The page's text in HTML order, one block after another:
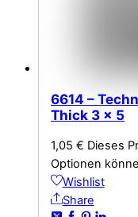
6614 –
Thick 3 x 5
1,05 € Dieses
Optionen
Wishlist
Share